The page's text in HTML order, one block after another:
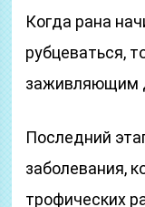
Когда рана
рубцеваться,
заживляющим
Последний
заболевания,
трофических